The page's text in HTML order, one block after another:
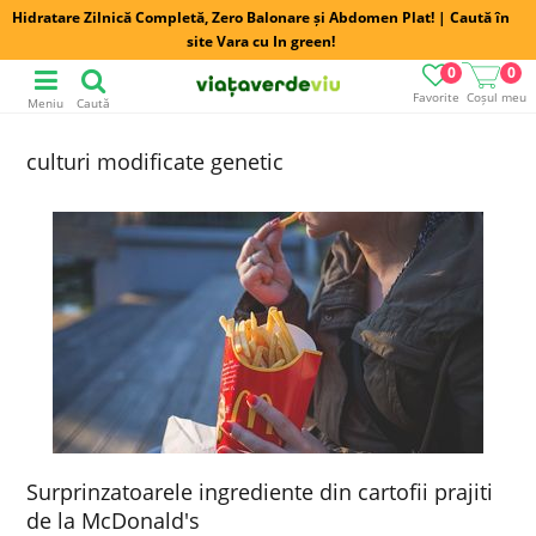
Hidratare Zilnică Completă, Zero Balonare și Abdomen Plat! | Caută în
site Vara cu In green!
Favorite
0
Coșul meu
0
Meniu Caută
culturi modificate genetic
Surprinzatoarele ingrediente din cartofii prajiti
de la McDonald's